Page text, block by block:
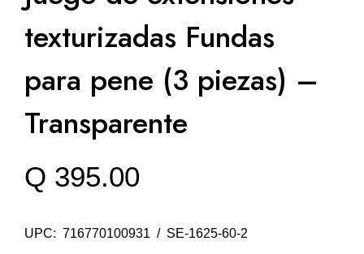
texturizadas Fundas
para pene (3 piezas) –
Transparente
Q 395.00
UPC: 716770100931 / SE-1625-60-2